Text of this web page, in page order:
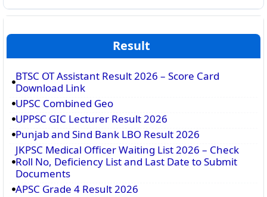
Result
BTSC OT Assistant Result 2026 – Score Card
Download Link
UPSC Combined Geo
UPPSC GIC Lecturer Result 2026
Punjab and Sind Bank LBO Result 2026
JKPSC Medical Officer Waiting List 2026 – Check
Roll No, Deficiency List and Last Date to Submit
Documents
APSC Grade 4 Result 2026